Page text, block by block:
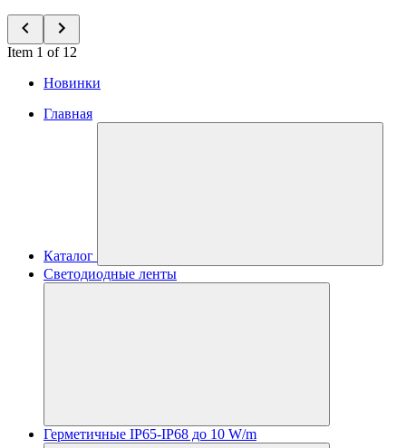
Item 1 of 12
Новинки
Главная
Каталог
Светодиодные ленты
Герметичные IP65-IP68 до 10 W/m